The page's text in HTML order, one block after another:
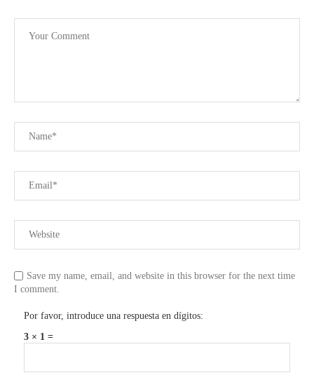
Save my name, email, and website in this browser for the next time
I comment.
Por favor, introduce una respuesta en dígitos:
3 × 1 =